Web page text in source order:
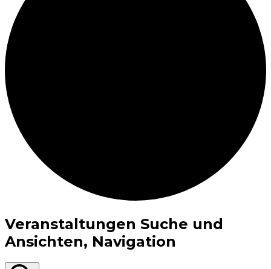
Veranstaltungen Suche und
Ansichten, Navigation